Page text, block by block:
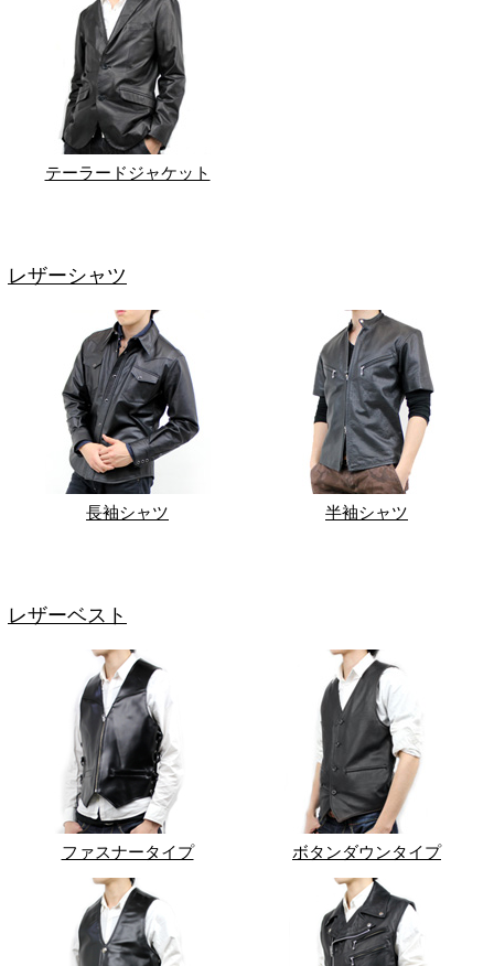
テーラードジャケット
レザーシャツ
長袖シャツ 半袖シャツ
レザーベスト
ファスナータイプ ボタンダウンタイプ